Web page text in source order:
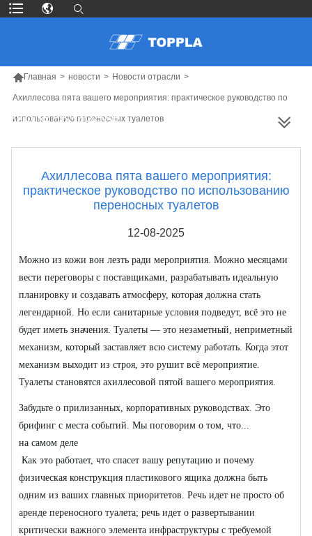
Главная > новости > Новости отрасли >
Ахиллесова пята вашего мероприятия: практическое руководство по
использованию переносных туалетов
БОЛЬШЕ ПРОДУКТОВ
Ахиллесова пята вашего мероприятия:
практическое руководство по использованию
переносных туалетов
12-08-2025
Можно из кожи вон лезть ради мероприятия. Можно месяцами
вести переговоры с поставщиками, разрабатывать идеальную
планировку и создавать атмосферу, которая должна стать
легендарной. Но если санитарные условия подведут, всё это не
будет иметь значения. Туалеты — это незаметный, неприметный
механизм, который заставляет всю систему работать. Когда этот
механизм выходит из строя, это рушит всё мероприятие.
Туалеты становятся ахиллесовой пятой вашего мероприятия.
Забудьте о прилизанных, корпоративных руководствах. Это
брифинг с места событий. Мы поговорим о том, что...
на самом деле
Как это работает, что спасет вашу репутацию и почему
физическая конструкция пластикового ящика должна быть
одним из ваших главных приоритетов. Речь идет не просто об
аренде переносного туалета; речь идет о развертывании
критически важного элемента инфраструктуры с требуемой